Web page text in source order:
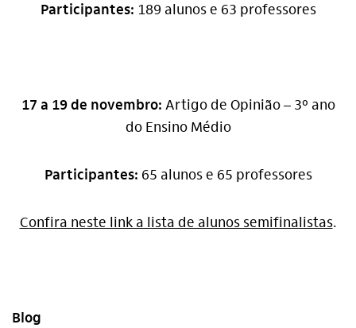
Participantes: 189 alunos e 63 professores
17 a 19 de novembro: Artigo de Opinião – 3º ano
do Ensino Médio
Participantes: 65 alunos e 65 professores
Confira neste link a lista de alunos semifinalistas.
Blog